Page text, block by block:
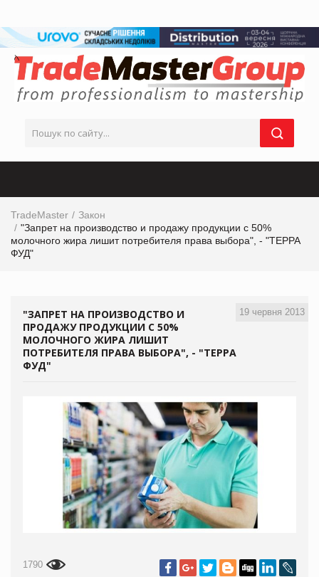
TradeMaster
Закон
"Запрет на производство и продажу продукции с 50%
молочного жира лишит потребителя права выбора", - "ТЕРРА
ФУД"
19 червня 2013
"ЗАПРЕТ НА ПРОИЗВОДСТВО И
ПРОДАЖУ ПРОДУКЦИИ С 50%
МОЛОЧНОГО ЖИРА ЛИШИТ
ПОТРЕБИТЕЛЯ ПРАВА ВЫБОРА", - "ТЕРРА
ФУД"
1790